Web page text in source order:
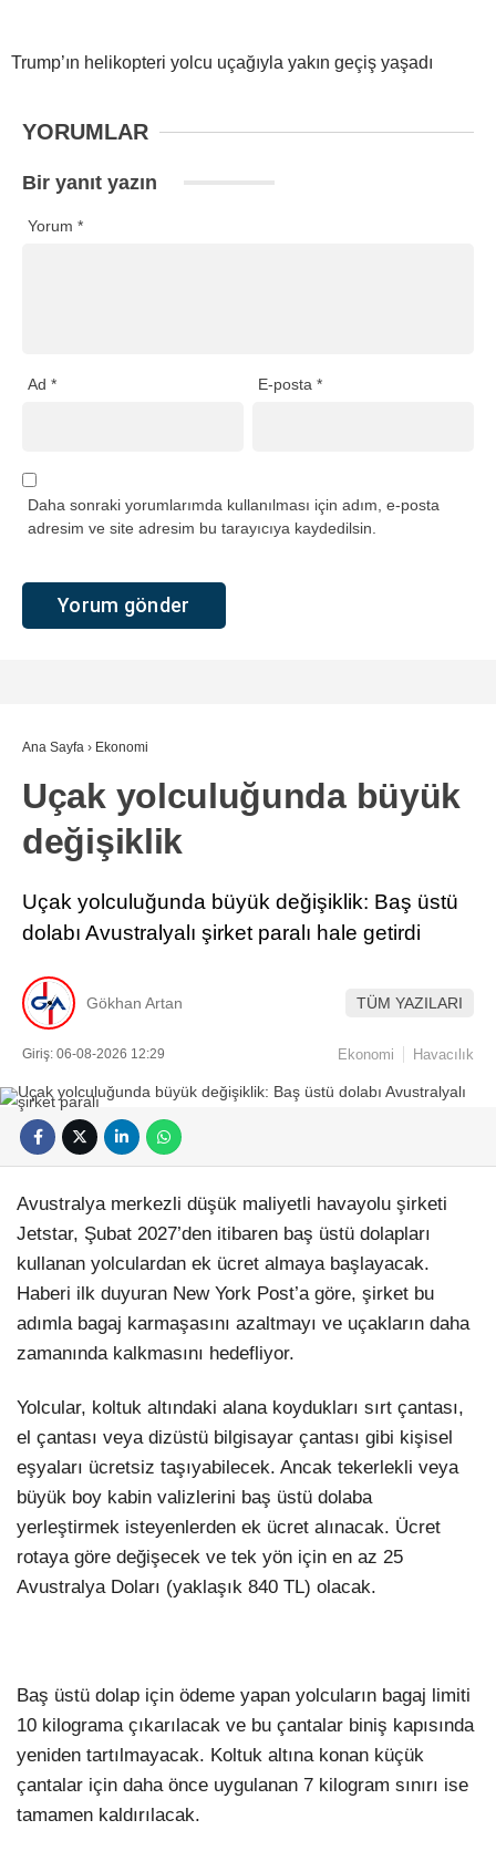
Trump’ın helikopteri yolcu uçağıyla yakın geçiş yaşadı
YORUMLAR
Bir yanıt yazın
Yorum *
Ad * E-posta*
Daha sonraki yorumlarımda kullanılması için adım, e-posta
adresim ve site adresim bu tarayıcıya kaydedilsin.
Ana Sayfa › Ekonomi
Uçak yolculuğunda büyük
değişiklik
Uçak yolculuğunda büyük değişiklik: Baş üstü
dolabı Avustralyalı şirket paralı hale getirdi
Gökhan Artan TÜM YAZILARI
Giriş: 06-08-2026 12:29 Ekonomi Havacılık
Avustralya merkezli düşük maliyetli havayolu şirketi
Jetstar, Şubat 2027’den itibaren baş üstü dolapları
kullanan yolculardan ek ücret almaya başlayacak.
Haberi ilk duyuran New York Post’a göre, şirket bu
adımla bagaj karmaşasını azaltmayı ve uçakların daha
zamanında kalkmasını hedefliyor.
Yolcular, koltuk altındaki alana koydukları sırt çantası,
el çantası veya dizüstü bilgisayar çantası gibi kişisel
eşyaları ücretsiz taşıyabilecek. Ancak tekerlekli veya
büyük boy kabin valizlerini baş üstü dolaba
yerleştirmek isteyenlerden ek ücret alınacak. Ücret
rotaya göre değişecek ve tek yön için en az 25
Avustralya Doları (yaklaşık 840 TL) olacak.
Baş üstü dolap için ödeme yapan yolcuların bagaj limiti
10 kilograma çıkarılacak ve bu çantalar biniş kapısında
yeniden tartılmayacak. Koltuk altına konan küçük
çantalar için daha önce uygulanan 7 kilogram sınırı ise
tamamen kaldırılacak.